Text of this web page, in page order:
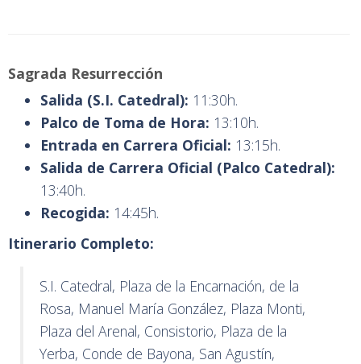
Sagrada Resurrección
Salida (S.I. Catedral): 11:30h.
Palco de Toma de Hora: 13:10h.
Entrada en Carrera Oficial: 13:15h.
Salida de Carrera Oficial (Palco Catedral):
13:40h.
Recogida: 14:45h.
Itinerario Completo:
S.I. Catedral, Plaza de la Encarnación, de la
Rosa, Manuel María González, Plaza Monti,
Plaza del Arenal, Consistorio, Plaza de la
Yerba, Conde de Bayona, San Agustín,